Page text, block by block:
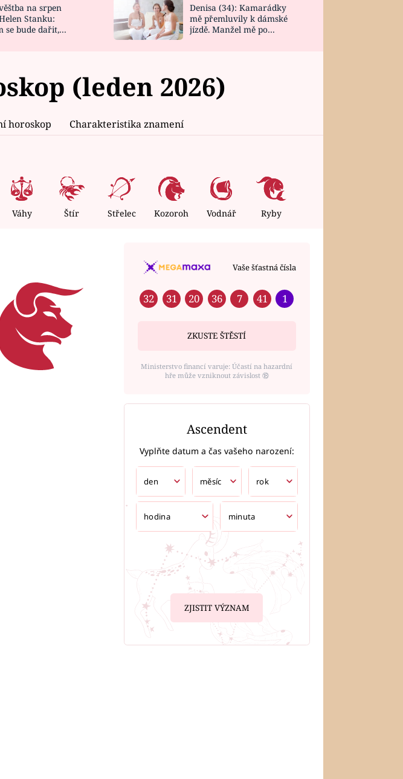
DESIGN
na srpen
Stanku:
se bude dařit,
Denisa (34): Kamarádky
mě přemluvily k dámské
jízdě. Manžel mě po
(leden 2026)
horoskop Charakteristika znamení
Váhy Štír Střelec Kozoroh Vodnář Ryby
Vaše šťastná čísla
32 31 20 36 7 41 1
ZKUSTE ŠTĚSTÍ
Ministerstvo financí varuje: Účastí na hazardní
hře může vzniknout závislost ⑱
Ascendent
Vyplňte datum a čas vašeho narození:
ZJISTIT VÝZNAM